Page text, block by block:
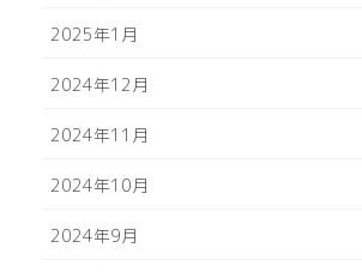
2025年1月
2024年12月
2024年11月
2024年10月
2024年9月